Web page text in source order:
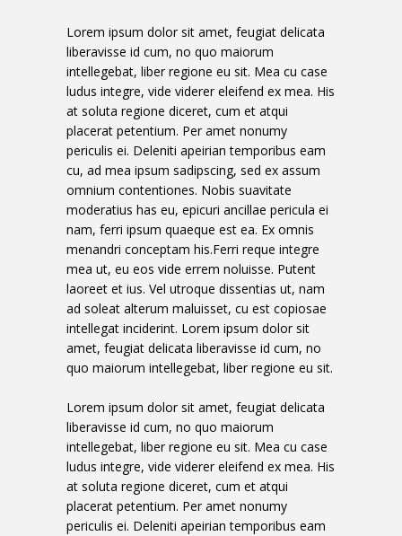
Lorem ipsum dolor sit amet, feugiat delicata
liberavisse id cum, no quo maiorum
intellegebat, liber regione eu sit. Mea cu case
ludus integre, vide viderer eleifend ex mea. His
at soluta regione diceret, cum et atqui
placerat petentium. Per amet nonumy
periculis ei. Deleniti apeirian temporibus eam
cu, ad mea ipsum sadipscing, sed ex assum
omnium contentiones. Nobis suavitate
moderatius has eu, epicuri ancillae pericula ei
nam, ferri ipsum quaeque est ea. Ex omnis
menandri conceptam his.Ferri reque integre
mea ut, eu eos vide errem noluisse. Putent
laoreet et ius. Vel utroque dissentias ut, nam
ad soleat alterum maluisset, cu est copiosae
intellegat inciderint. Lorem ipsum dolor sit
amet, feugiat delicata liberavisse id cum, no
quo maiorum intellegebat, liber regione eu sit.
Lorem ipsum dolor sit amet, feugiat delicata
liberavisse id cum, no quo maiorum
intellegebat, liber regione eu sit. Mea cu case
ludus integre, vide viderer eleifend ex mea. His
at soluta regione diceret, cum et atqui
placerat petentium. Per amet nonumy
periculis ei. Deleniti apeirian temporibus eam